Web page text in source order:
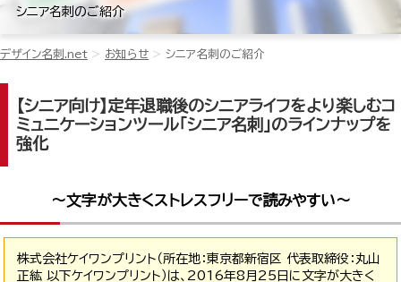
シニア名刺のご紹介
デザイン名刺.net お知らせ シニア名刺のご紹介
【シニア向け】定年退職後のシニアライフをより楽しむコ
ミュニケーションツール「シニア名刺」のラインナップを
強化
～文字が大きくストレスフリーで読みやすい～
株式会社ケイワンプリント（所在地：東京都新宿区 代表取締役：丸山
正紘 以下ケイワンプリント）は、2016年8月25日に文字が大きく